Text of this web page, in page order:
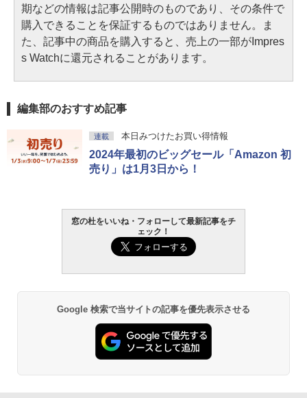
期などの情報は記事公開時のものであり、その条件で
購入できることを保証するものではありません。ま
た、記事中の商品を購入すると、売上の一部がImpres
s Watchに還元されることがあります。
編集部のおすすめ記事
連載 本日みつけたお買い得情報
2024年最初のビッグセール「Amazon 初
売り」は1月3日から！
窓の杜をいいね・フォローして最新記事をチ
ェック！
Google 検索で当サイトの記事を優先表示させる